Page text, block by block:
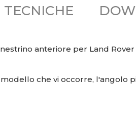
TECNICHE
anteriore per Land
che vi occorre, l'angolo